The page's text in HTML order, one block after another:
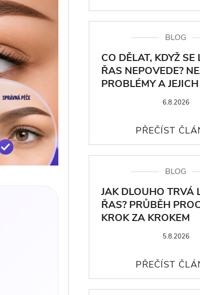
BLOG
CO DĚLAT, KDYŽ
ŘAS NEPOVEDE?
PROBLÉMY A
6.8.2026
BLOG
JAK DLOUHO TRVÁ
ŘAS? PRŮBĚH
KROK ZA KROKEM
5.8.2026